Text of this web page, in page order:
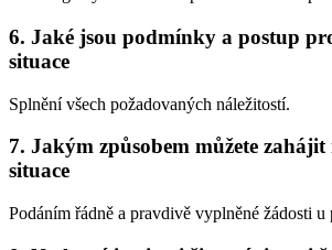
6. Jaké jsou podmínky a postup
situace
Splnění všech požadovaných náležitostí.
7. Jakým způsobem můžete
situace
Podáním řádně a pravdivě vyplněné žádosti u